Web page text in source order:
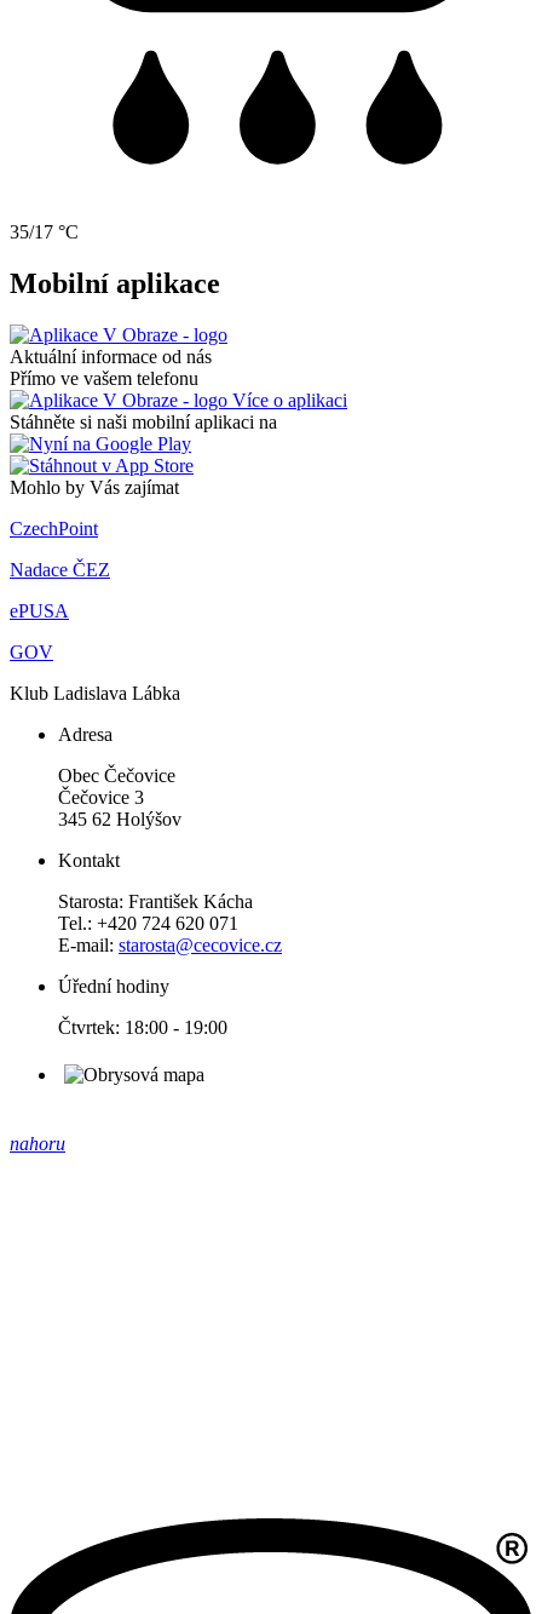
35/17 °C
Mobilní aplikace
Aktuální informace od nás
Přímo ve vašem telefonu
Více o aplikaci
Stáhněte si naši mobilní aplikaci na
Mohlo by Vás zajímat
CzechPoint
Nadace ČEZ
ePUSA
GOV
Klub Ladislava Lábka
Adresa
Obec Čečovice
Čečovice 3
345 62 Holýšov
Kontakt
Starosta: František Kácha
Tel.: +420 724 620 071
E-mail: starosta@cecovice.cz
Úřední hodiny
Čtvrtek: 18:00 - 19:00
nahoru